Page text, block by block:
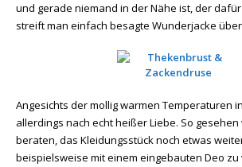
und gerade niemand in der Nähe ist, der
streift man einfach besagte Wunderjacke
Angesichts der mollig warmen Temperaturen
allerdings nach echt heißer Liebe. So gesehen
beraten, das Kleidungsstück noch etwas
beispielsweise mit einem eingebauten Deo zu